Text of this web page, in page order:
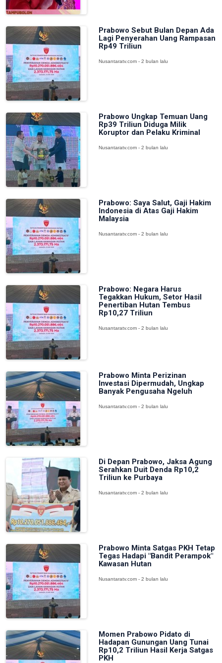
Prabowo Sebut Bulan Depan Ada
Lagi Penyerahan Uang Rampasan
Rp49 Triliun
Nusantaratv.com - 2 bulan lalu
Prabowo Ungkap Temuan Uang
Rp39 Triliun Diduga Milik
Koruptor dan Pelaku Kriminal
Nusantaratv.com - 2 bulan lalu
Prabowo: Saya Salut, Gaji Hakim
Indonesia di Atas Gaji Hakim
Malaysia
Nusantaratv.com - 2 bulan lalu
Prabowo: Negara Harus
Tegakkan Hukum, Setor Hasil
Penertiban Hutan Tembus
Rp10,27 Triliun
Nusantaratv.com - 2 bulan lalu
Prabowo Minta Perizinan
Investasi Dipermudah, Ungkap
Banyak Pengusaha Ngeluh
Nusantaratv.com - 2 bulan lalu
Di Depan Prabowo, Jaksa Agung
Serahkan Duit Denda Rp10,2
Triliun ke Purbaya
Nusantaratv.com - 2 bulan lalu
Prabowo Minta Satgas PKH Tetap
Tegas Hadapi "Bandit Perampok"
Kawasan Hutan
Nusantaratv.com - 2 bulan lalu
Momen Prabowo Pidato di
Hadapan Gunungan Uang Tunai
Rp10,2 Triliun Hasil Kerja Satgas
PKH